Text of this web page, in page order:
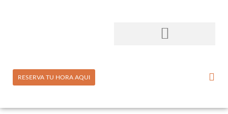
RESERVA TU HORA AQUI